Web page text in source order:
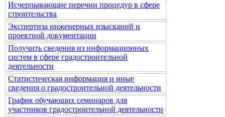
Исчерпывающие перечни процедур в сфере
строительства
Экспертиза инженерных изысканий и
проектной документации
Получить сведения из информационных
систем в сфере градостроительной
деятельности
Статистическая информация и иные
сведения о градостроительной деятельности
График обучающих семинаров для
участников градостроительной деятельности